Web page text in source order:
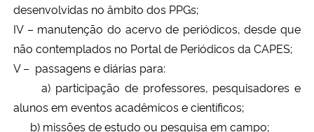
Advocacia-Geral da União
Banco Central do Brasil
Planalto
desenvolvidas no âmbito dos PPGs;
IV – manutenção do acervo de periódicos, desde que
não contemplados no Portal de Periódicos da CAPES;
V – passagens e diárias para:
a) participação de professores, pesquisadores e
alunos em eventos acadêmicos e científicos;
b) missões de estudo ou pesquisa em campo;